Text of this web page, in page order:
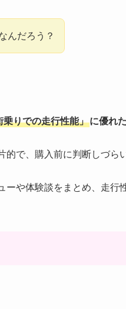
んだろう？
乗りでの走行性能」に優れ
で、購入前に判断しづら
ーや体験談をまとめ、走行